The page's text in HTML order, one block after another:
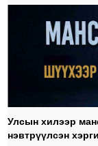
Улсын хилээр
нэвтрүүлсэн